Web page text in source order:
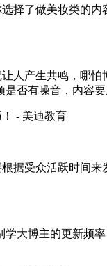
择了做美妆类的
人产生共鸣，哪
否有噪音，内容要
据受众活跃时间
大博主的更新频